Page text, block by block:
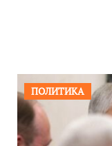
ПОЛИТИКА